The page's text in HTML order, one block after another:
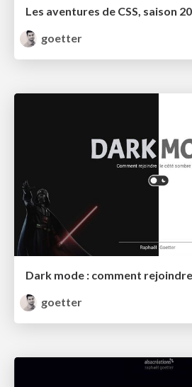
Les aventures de CSS, saison
goetter
Dark mode : comment
goetter